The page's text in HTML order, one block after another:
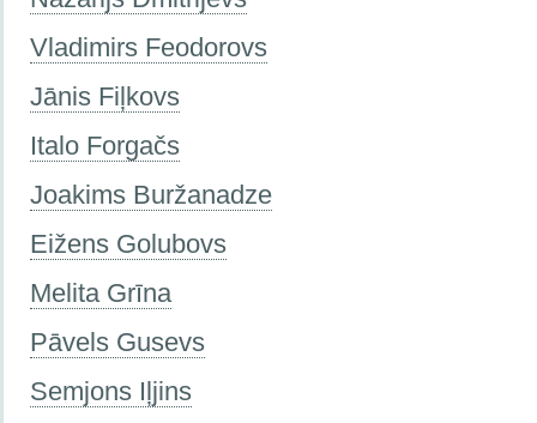
Vladimirs Feodorovs
Jānis Fiļkovs
Italo Forgačs
Joakims Buržanadze
Eižens Golubovs
Melita Grīna
Pāvels Gusevs
Semjons Iļjins